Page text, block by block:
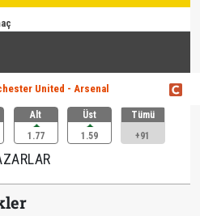
United - Arsenal
Alt
1.77
Üst
1.59
Tümü
+91